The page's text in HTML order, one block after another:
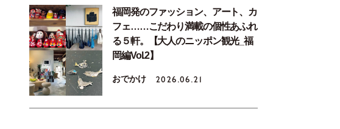
福岡発のファッション、アート、カ
フェ……こだわり満載の個性あふれ
る５軒。【大人のニッポン観光_福
岡編Vol.2】
おでかけ 2026.06.21